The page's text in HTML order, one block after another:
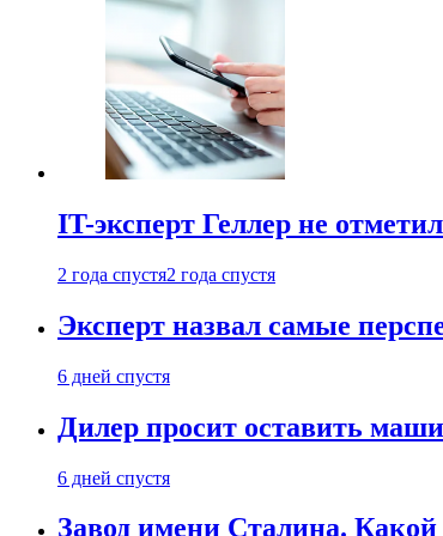
IT-эксперт Геллер не
2 года спустя2 года спустя
Эксперт назвал самые
6 дней спустя
Дилер просит оставить
6 дней спустя
Завод имени Сталина.